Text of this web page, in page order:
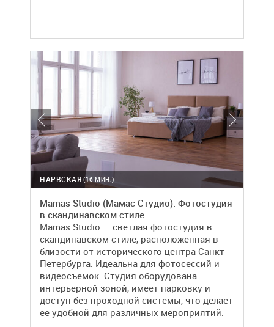
(16 МИН.)
НАРВСКАЯ
Mamas Studio (Мамас Студио). Фотостудия
в скандинавском стиле
Mamas Studio — светлая фотостудия в
скандинавском стиле, расположенная в
близости от исторического центра Санкт-
Петербурга. Идеальна для фотосессий и
видеосъемок. Студия оборудована
интерьерной зоной, имеет парковку и
доступ без проходной системы, что делает
её удобной для различных мероприятий.